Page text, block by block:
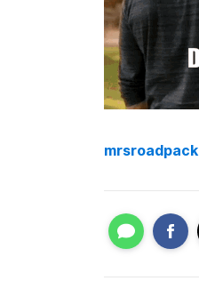
mrsroadpack